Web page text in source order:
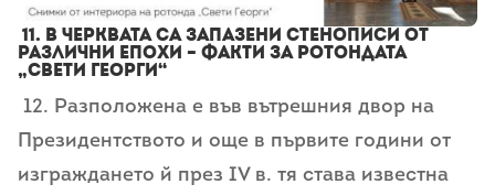
11. В черквата са запазени стенописи от
различни епохи – факти за Ротондата
„Свети Георги“
12. Разположена е във вътрешния двор на
Президентството и още в първите години от
изграждането й през IV в. тя става известна